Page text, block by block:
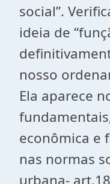
social”.
ideia de
nosso
Ela aparece
econômica e
nas normas
urbana-